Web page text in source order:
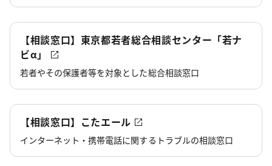
【相談窓口】東京都若者総合相談センター「若ナ
ビα」
若者やその保護者等を対象とした総合相談窓口
【相談窓口】こたエール
インターネット・携帯電話に関するトラブルの相談窓口